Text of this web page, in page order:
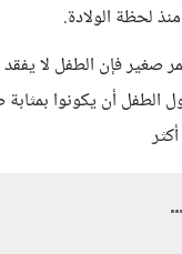
لحظة الولادة.
فإن الطفل لا
أن يكونوا بمثابة